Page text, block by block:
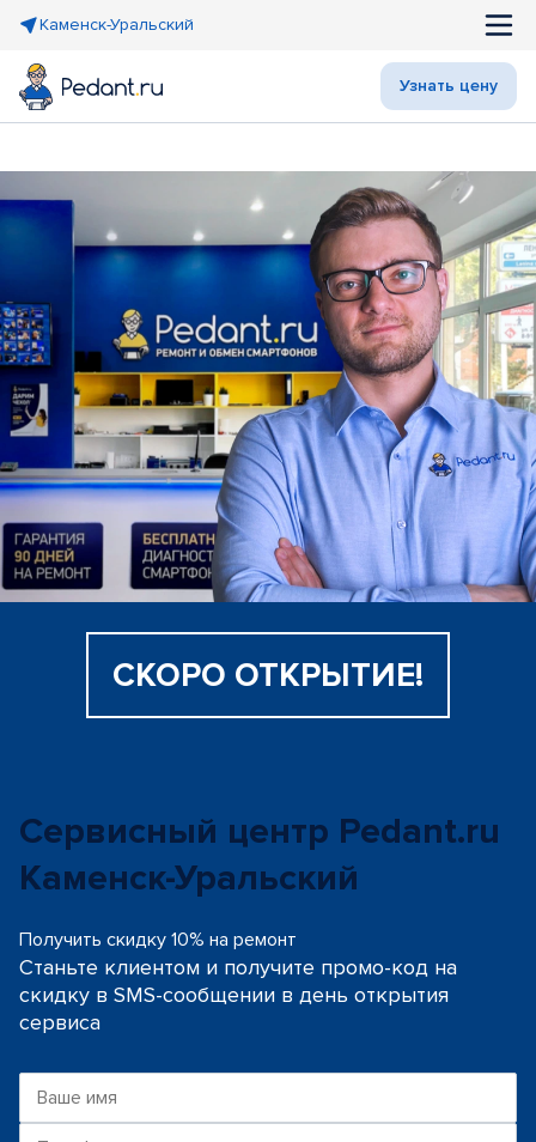
Каменск-Уральский
Узнать цену
СКОРО ОТКРЫТИЕ!
Сервисный центр Pedant.ru
Каменск-Уральский
Получить скидку 10% на ремонт
Станьте клиентом и получите промо-код на
скидку в SMS-сообщении в день открытия
сервиса